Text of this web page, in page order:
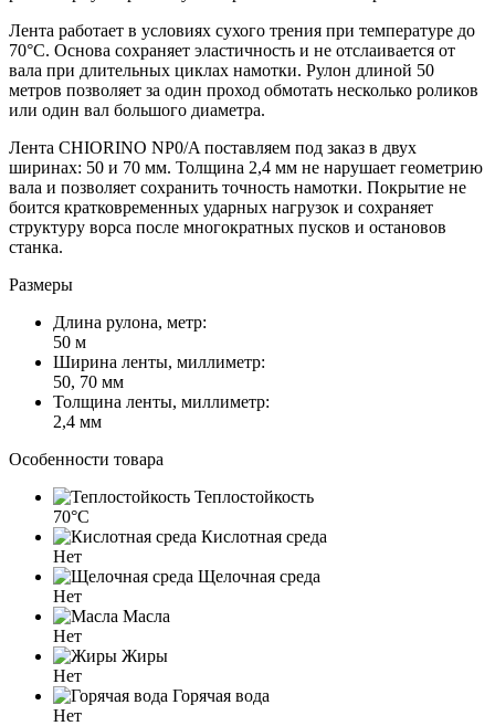
Лента работает в условиях сухого трения при температуре до
70°C. Основа сохраняет эластичность и не отслаивается от
вала при длительных циклах намотки. Рулон длиной 50
метров позволяет за один проход обмотать несколько роликов
или один вал большого диаметра.
Лента CHIORINO NP0/A поставляем под заказ в двух
ширинах: 50 и 70 мм. Толщина 2,4 мм не нарушает геометрию
вала и позволяет сохранить точность намотки. Покрытие не
боится кратковременных ударных нагрузок и сохраняет
структуру ворса после многократных пусков и остановов
станка.
Размеры
Длина рулона, метр:
50 м
Ширина ленты, миллиметр:
50, 70 мм
Толщина ленты, миллиметр:
2,4 мм
Особенности товара
Теплостойкость
70°C
Кислотная среда
Нет
Щелочная среда
Нет
Масла
Нет
Жиры
Нет
Горячая вода
Нет